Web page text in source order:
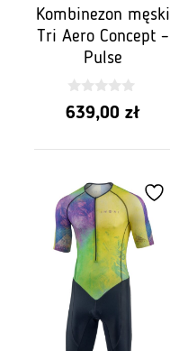
Kombinezon męski
Tri Aero Concept –
Pulse
0
z
639,00 zł